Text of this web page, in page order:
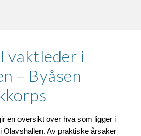
vaktleder i
– Byåsen
en oversikt over hva som ligger i
Olavshallen. Av praktiske årsaker